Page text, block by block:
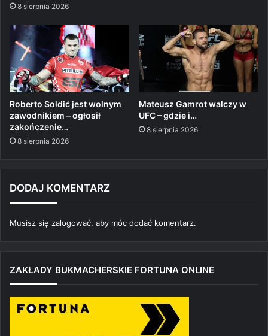
8 sierpnia 2026
Roberto Soldić jest wolnym
zawodnikiem – ogłosił
zakończenie…
8 sierpnia 2026
Mateusz Gamrot walczy w
UFC – gdzie i…
8 sierpnia 2026
DODAJ KOMENTARZ
Musisz się zalogować, aby móc dodać komentarz.
ZAKŁADY BUKMACHERSKIE FORTUNA ONLINE